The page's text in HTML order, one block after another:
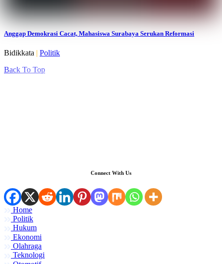
Anggap Demokrasi Cacat, Mahasiswa Surabaya Serukan Reformasi
Bidikkata | Politik
Back To Top
Connect With Us
Home
Politik
Hukum
Ekonomi
Olahraga
Teknologi